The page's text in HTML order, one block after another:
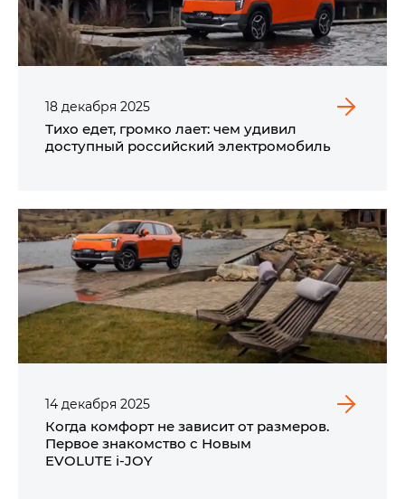
18 декабря 2025
Тихо едет, громко лает: чем удивил
доступный российский электромобиль
14 декабря 2025
Когда комфорт не зависит от размеров.
Первое знакомство с Новым
EVOLUTE i‑JOY